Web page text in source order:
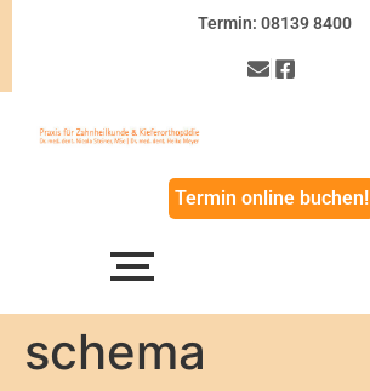
Termin: 08139 8400
Termin online buchen!
schema